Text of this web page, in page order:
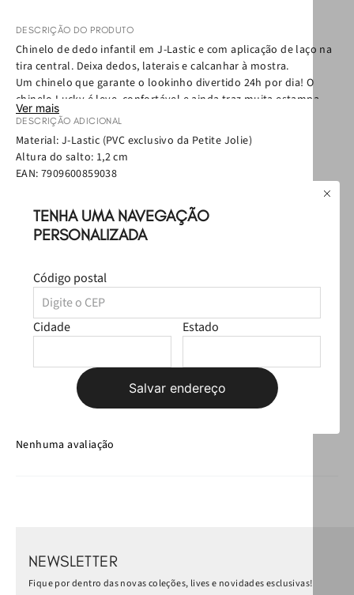
TENHA UMA NAVEGAÇÃO
PERSONALIZADA
Código postal
Cidade Estado
Salvar endereço
DESCRIÇÃO DO PRODUTO
Chinelo de dedo infantil em J-Lastic e com aplicação de laço na
tira central. Deixa dedos, laterais e calcanhar à mostra.
Um chinelo que garante o lookinho divertido 24h por dia! O
chinelo Lucky é leve, confortável e ainda traz muita estampa
nos pés. É um desenho que imita grafitti exclusivo, cheio de
estrelas, corações e a personalidade que sua pequena merece!
Ver mais
DESCRIÇÃO ADICIONAL
Material: J-Lastic (PVC exclusivo da Petite Jolie)
Altura do salto: 1,2 cm
EAN: 7909600859038
Como cuidar
☆☆☆☆☆
(0 avaliações)
Faça login para escrever uma avaliação.
Mais recentes
Nenhuma avaliação
NEWSLETTER
Fique por dentro das novas coleções, lives e novidades esclusivas!